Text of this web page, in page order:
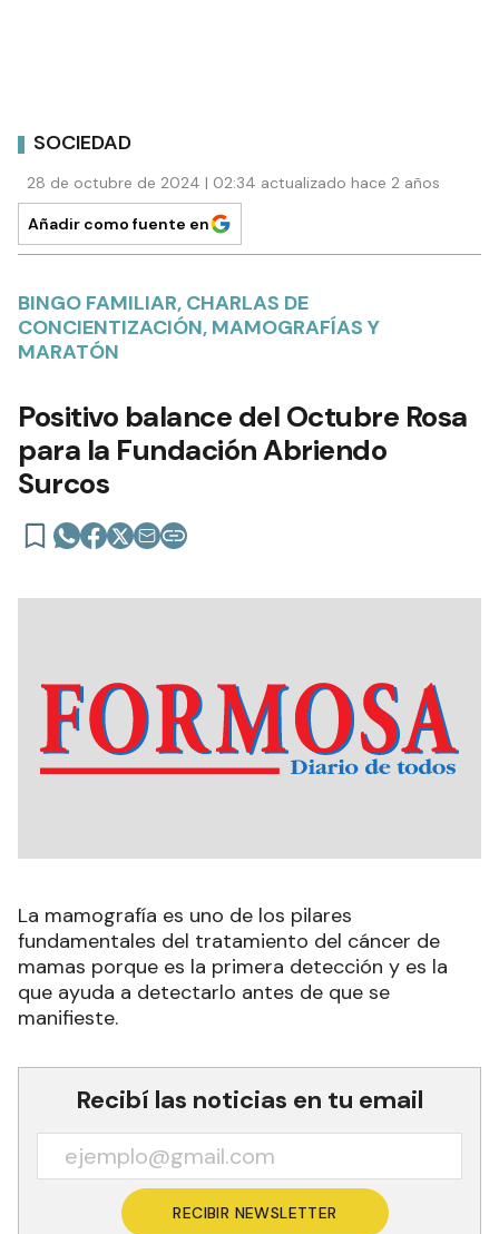
SOCIEDAD
28 de octubre de 2024 | 02:34 actualizado hace 2 años
Añadir como fuente en
BINGO FAMILIAR, CHARLAS DE
CONCIENTIZACIÓN, MAMOGRAFÍAS Y
MARATÓN
Positivo balance del Octubre Rosa
para la Fundación Abriendo
Surcos
La mamografía es uno de los pilares
fundamentales del tratamiento del cáncer de
mamas porque es la primera detección y es la
que ayuda a detectarlo antes de que se
manifieste.
Recibí las noticias en tu email
RECIBIR NEWSLETTER